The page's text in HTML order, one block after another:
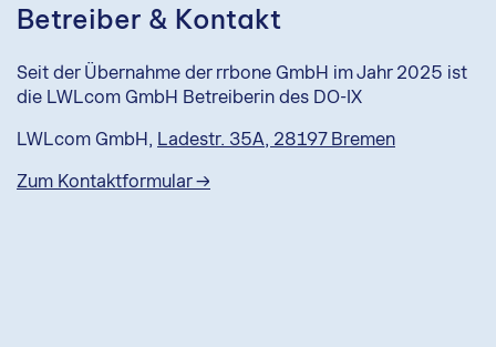
Betreiber & Kontakt
Seit der Übernahme der rrbone GmbH im Jahr 2025 ist
die LWLcom GmbH Betreiberin des DO-IX
LWLcom GmbH, Ladestr. 35A, 28197 Bremen
Zum Kontaktformular →